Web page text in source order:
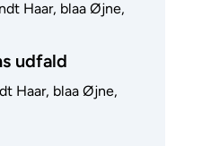
Haar, blaa Øjne,
udfald
Haar, blaa Øjne,